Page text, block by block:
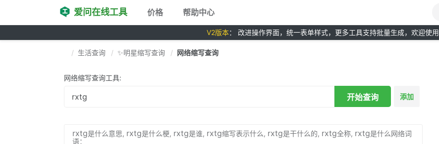
爱问在线工具 价格 帮助中心
V2版本： 改进操作界面，统一表单样式，更多工具支持批量生成，欢迎使用
生活查询 ✨明星缩写查询 网络缩写查询
网络缩写查询工具:
开始查询 添加
rxtg是什么意思, rxtg是什么梗, rxtg是谁, rxtg缩写表示什么, rxtg是干什么的, rxtg全称, rxtg是什么网络词
语：